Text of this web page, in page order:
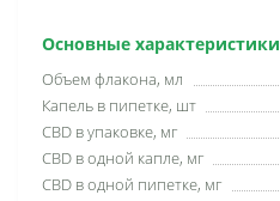
Основные характеристики
Объем флакона, мл
Капель в пипетке, шт
CBD в упаковке, мг
CBD в одной капле, мг
CBD в одной пипетке, мг